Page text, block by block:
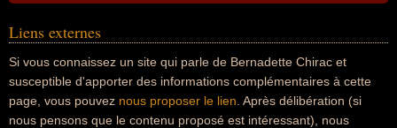
Liens externes
Si vous connaissez un site qui parle de Bernadette Chirac et
susceptible d'apporter des informations complémentaires à cette
page, vous pouvez nous proposer le lien . Après délibération (si
nous pensons que le contenu proposé est intéressant), nous